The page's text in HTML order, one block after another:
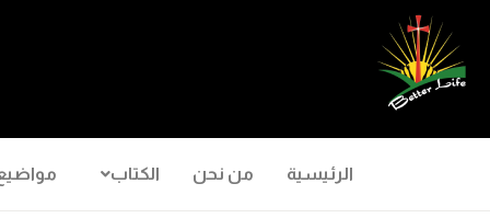
الرئيسية من نحن الكتاب